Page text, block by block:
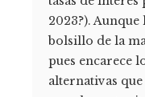
2023?). Aunque
bolsillo de la
pues encarece
alternativas